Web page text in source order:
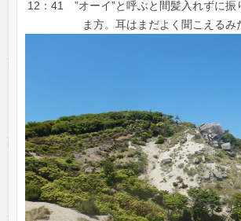
12：41 ”オーイ”と呼ぶと間髪入れずに振
ま方。耳はまだよく聞こえるみ